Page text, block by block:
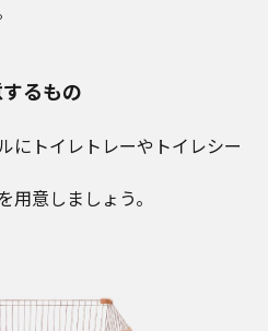
るもの
にトイレトレーやトイレシー
用意しましょう。